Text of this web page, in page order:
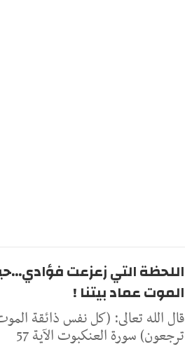
اللحظة التي زعزعت
الموت عماد بيتنا !
قال الله تعالى: (كل نفس ذائقة
ترجعون) سورة العنكبوت الآية 57